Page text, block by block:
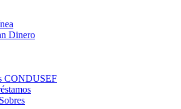
Dinero
CONDUSEF